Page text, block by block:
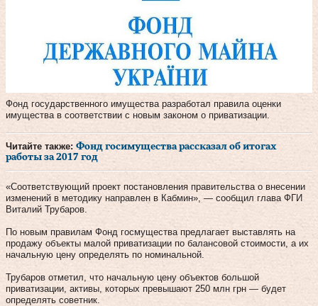
Фонд государственного имущества разработал правила оценки
имущества в соответствии с новым законом о приватизации.
Читайте также: Фонд госимущества рассказал об итогах
работы за 2017 год
«Соответствующий проект постановления правительства о внесении
изменений в методику направлен в Кабмин», — сообщил глава ФГИ
Виталий Трубаров.
По новым правилам Фонд госмущества предлагает выставлять на
продажу объекты малой приватизации по балансовой стоимости, а их
начальную цену определять по номинальной.
Трубаров отметил, что начальную цену объектов большой
приватизации, активы, которых превышают 250 млн грн — будет
определять советник.